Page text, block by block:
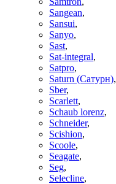
Sangean,
Sansui,
Sanyo,
Sast,
Sat-integral,
Satpro,
Saturn (Сатурн),
Sber,
Scarlett,
Schaub lorenz,
Schneider,
Scishion,
Scoole,
Seagate,
Seg,
Selecline,